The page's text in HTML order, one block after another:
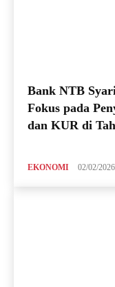
Bank NTB
Fokus pada
dan KUR di
EKONOMI 02/02/2026